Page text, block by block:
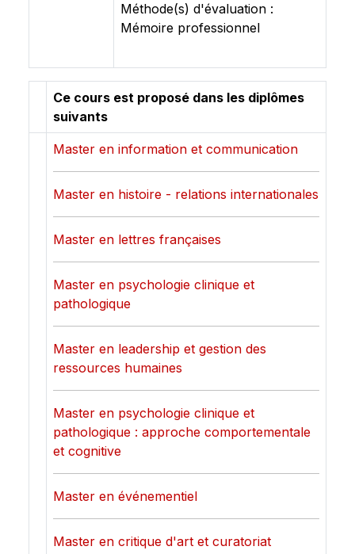
Méthode(s) d'évaluation :
Mémoire professionnel
Ce cours est proposé dans les diplômes
suivants
Master en information et communication
Master en histoire - relations internationales
Master en lettres françaises
Master en psychologie clinique et
pathologique
Master en leadership et gestion des
ressources humaines
Master en psychologie clinique et
pathologique : approche comportementale
et cognitive
Master en événementiel
Master en critique d'art et curatoriat